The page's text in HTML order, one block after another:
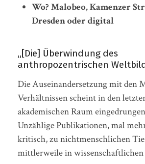
Wo? Malobeo, Kamenzer
Dresden oder digital
„[Die] Überwindung des
anthropozentrischen
Die Auseinandersetzung mit den
Verhältnissen scheint in den
akademischen Raum
Unzählige Publikationen, mal
kritisch, zu nichtmenschlichen
mittlerweile in wissenschaftlichen